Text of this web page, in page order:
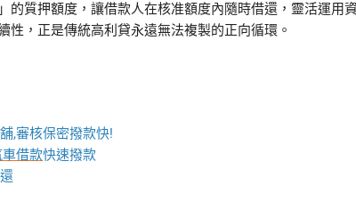
的質押額度，讓借款人在核准額度內隨時借還，靈活運用
，正是傳統高利貸永遠無法複製的正向循環。
,審核保密撥款快!
借款快速撥款